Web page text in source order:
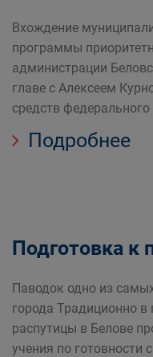
Вхождение
программы
администрации
главе с Алексеем
средств
Подробнее
Подготовка к
Паводок одно из
города Традиционно в
распутицы в Белове
учения по готовности